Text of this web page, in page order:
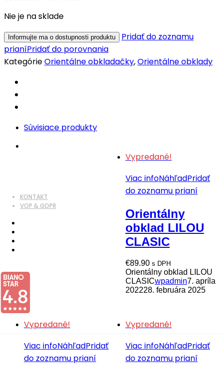
Nie je na sklade
Pridať do zoznamu
prianíPridať do porovnania
KategórieOrientálne obkladačky,Orientálne obklady
Súvisiace produkty
Vypredané!
Viac infoNáhľadPridať
do zoznamu prianí
Orientálny
obklad LILOU
CLASIC
€89.90 s DPH
Orientálny obklad LILOU
CLASICwpadmin7. apríla
202228. februára 2025
Vypredané!
Viac infoNáhľadPridať
do zoznamu prianí
Vypredané!
Viac infoNáhľadPridať
do zoznamu prianí
KONTAKT
VOP & GDPR